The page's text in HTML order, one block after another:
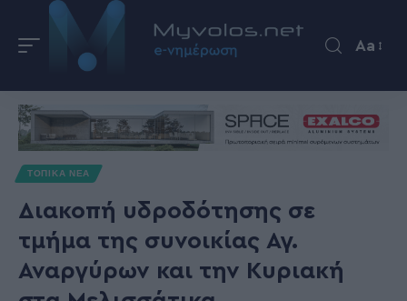
Aa
ΤΟΠΙΚΑ ΝΕΑ
Διακοπή υδροδότησης σε
τμήμα της συνοικίας Αγ.
Αναργύρων και την Κυριακή